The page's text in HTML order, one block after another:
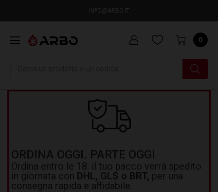
INFO@ARBO.IT
0
ORDINA OGGI. PARTE OGGI
Ordina entro le 18: il tuo pacco verrà spedito
in giornata con DHL, GLS o BRT, per una
consegna rapida e affidabile.